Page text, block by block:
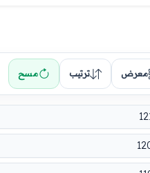
معرض ترتيب مسح